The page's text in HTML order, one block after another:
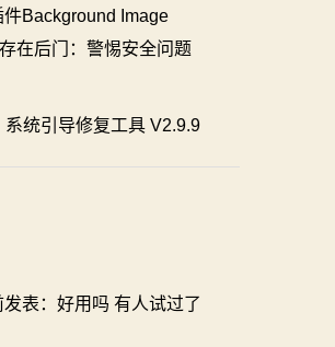
Background Image
在后门：警惕安全问题
系统引导修复工具 V2.9.9
表：好用吗 有人试过了